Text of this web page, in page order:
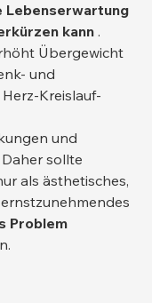
Lebenserwartung
kann .
Übergewicht
und
Kreislauf-
und
sollte
als ästhetisches,
Problem